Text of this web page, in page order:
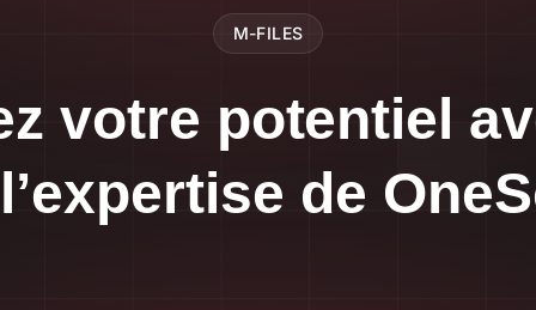
M-FILES
votre potentiel
de